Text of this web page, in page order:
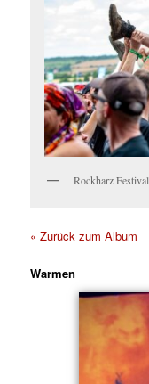
Rockharz Festival
« Zurück zum Album
Warmen